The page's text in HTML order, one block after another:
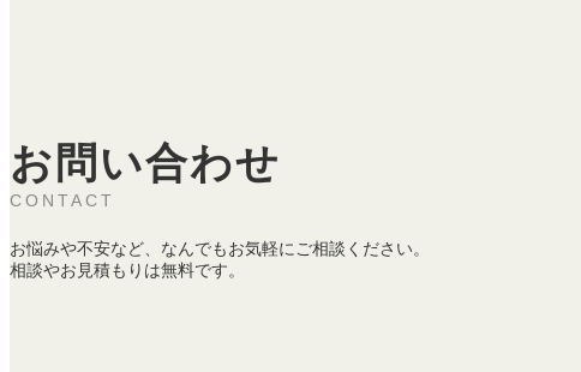
お問い合わせ
CONTACT
お悩みや不安など、なんでもお気軽にご相談ください。
相談やお見積もりは無料です。